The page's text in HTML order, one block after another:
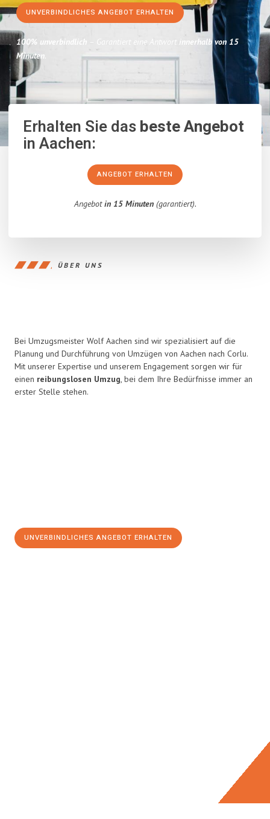
UNVERBINDLICHES ANGEBOT ERHALTEN
100% unverbindlich – Garantiert eine Antwort innerhalb von 15
Minuten.
Erhalten Sie dasbeste Angebot
in Aachen:
ANGEBOT ERHALTEN
Angebotin 15 Minuten(garantiert).
ÜBER UNS
Bei Umzugsmeister Wolf Aachen sind wir spezialisiert auf die
Planung und Durchführung von Umzügen von Aachen nach Corlu.
Mit unserer Expertise und unserem Engagement sorgen wir für
einen reibungslosen Umzug, bei dem Ihre Bedürfnisse immer an
erster Stelle stehen.
UNVERBINDLICHES ANGEBOT ERHALTEN